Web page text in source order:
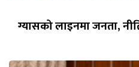
ग्यासको लाइनमा जनता,